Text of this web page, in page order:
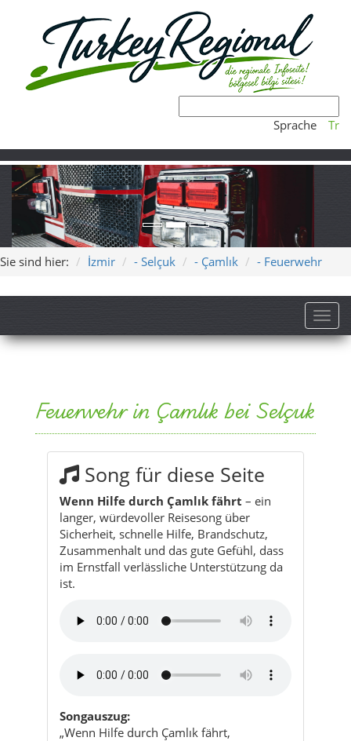
Sprache Tr
Sie sind hier: İzmir - Selçuk - Çamlık
Feuerwehr in Çamlık bei Selçuk
Wenn Hilfe durch Çamlık fährt– ein
langer, würdevoller Reisesong über
Sicherheit, schnelle Hilfe, Brandschutz,
Zusammenhalt und das gute Gefühl, dass
im Ernstfall verlässliche Unterstützung da
ist.
durch Staub und Wind, wenn es gefährlich
wird.
dann spürt man, was ein sicherer Ort noch
wert.“